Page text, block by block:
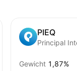
PIEQ
Gewicht 1,87%